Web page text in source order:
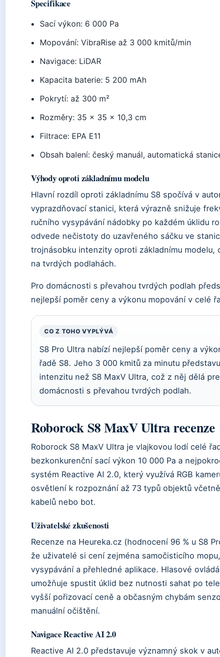
Specifikace
Sací výkon: 6 000 Pa
Mopování: VibraRise až 3 000 kmitů/min
Navigace: LiDAR
Kapacita baterie: 5 200 mAh
Pokrytí: až 300 m²
Rozměry: 35 × 35 × 10,3 cm
Filtrace: EPA E11
Obsah balení: český manuál, automatická
Výhody oproti základnímu modelu
Hlavní rozdíl oproti základnímu S8 spočívá v
vyprazdňovací stanici, která výrazně snižuje
ručního vysypávání nádobky po každém úklidu
odvede nečistoty do uzavřeného sáčku ve
trojnásobku intenzity oproti základnímu modelu,
na tvrdých podlahách.
Pro domácnosti s převahou tvrdých podlah
nejlepší poměr ceny a výkonu mopování v celé
CO Z TOHO VYPLÝVÁ
S8 Pro Ultra nabízí nejlepší poměr ceny a
řadě S8. Jeho 3 000 kmitů za minutu
intenzitu než S8 MaxV Ultra, což z něj dělá
domácnosti s převahou tvrdých podlah.
Roborock S8 MaxV Ultra recenze
Roborock S8 MaxV Ultra je vlajkovou lodí celé
bezkonkurenční sací výkon 10 000 Pa a
systém Reactive AI 2.0, který využívá RGB
osvětlení k rozpoznání až 73 typů objektů
kabelů nebo bot.
Uživatelské zkušenosti
Recenze na Heureka.cz (hodnocení 96 % u S8
že uživatelé si cení zejména samočisticího
vysypávání a přehledné aplikace. Hlasové
umožňuje spustit úklid bez nutnosti sahat po
vyšší pořizovací ceně a občasným chybám
manuální očištění.
Navigace Reactive AI 2.0
Reactive AI 2.0 představuje významný skok v